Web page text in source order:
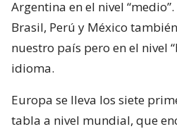
Argentina en el nivel
Brasil, Perú y México
nuestro país pero en el nivel
idioma.
Europa se lleva los siete
tabla a nivel mundial, que